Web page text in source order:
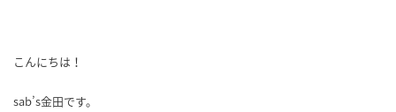
こんにちは！
sab’s金田です。